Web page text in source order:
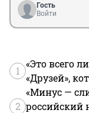
Гость
Войти
1
«Это всего
«Друзей»,
2
«Минус —
российский